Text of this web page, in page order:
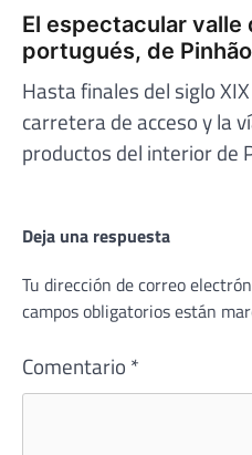
El espectacular valle
portugués, de
Hasta finales del siglo
carretera de acceso y la
productos del interior de
Deja una respuesta
Tu dirección de correo
campos obligatorios están
Comentario *